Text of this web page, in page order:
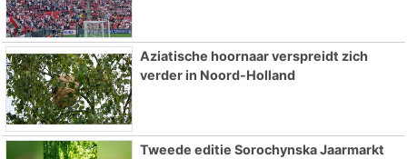
Aziatische hoornaar verspreidt zich
verder in Noord-Holland
Tweede editie Sorochynska Jaarmarkt